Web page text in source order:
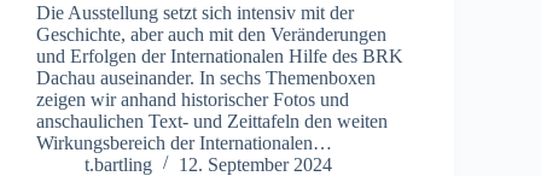
Die Ausstellung setzt sich intensiv mit der
Geschichte, aber auch mit den Veränderungen
und Erfolgen der Internationalen Hilfe des BRK
Dachau auseinander. In sechs Themenboxen
zeigen wir anhand historischer Fotos und
anschaulichen Text- und Zeittafeln den weiten
Wirkungsbereich der Internationalen…
t.bartling
12. September 2024